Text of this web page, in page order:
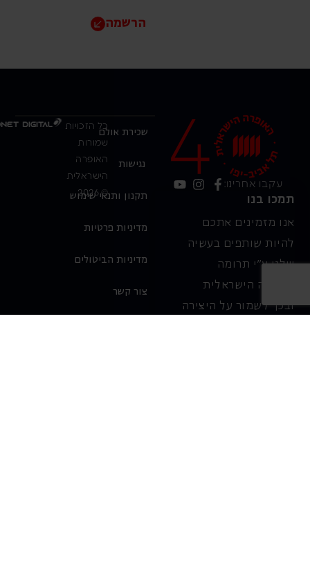
הרשמה
עקבו אחרינו:
תמכו בנו
אנו מזמינים אתכם
להיות שותפים בעשיה
שלנו ע"י תרומה
לאופרה הישראלית
ובכך לשמור על היצירה
כל הזכויות
שמורות
האופרה
הישראלית
© 2026
שכירת אולם
נגישות
תקנון ותנאי שימוש
מדיניות פרטיות
מדיניות הביטולים
צור קשר